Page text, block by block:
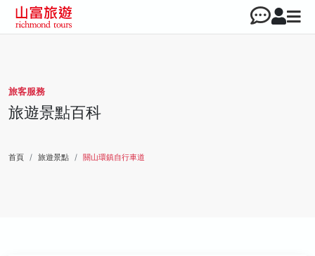
旅客服務
旅遊景點百科
首頁 旅遊景點 關山環鎮自行車道